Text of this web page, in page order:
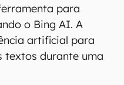
para
o Bing AI. A
artificial para
textos durante uma